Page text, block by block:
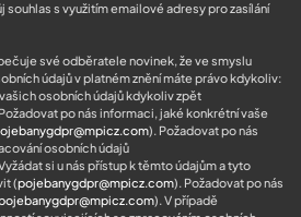
s využitím emailové adresy pro zasílání
své odběratele novinek, že ve smyslu
údajů v platném znění máte právo kdykoliv:
osobních údajů kdykoliv zpět
po nás informaci, jaké konkrétní vaše
). Požadovat po nás
osobních údajů
si u nás přístup k těmto údajům a tyto
(pojebanygdpr@mpicz.com). Požadovat po nás
). V případě